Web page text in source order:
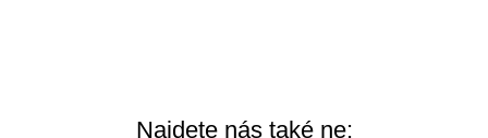
Najdete nás také ne: